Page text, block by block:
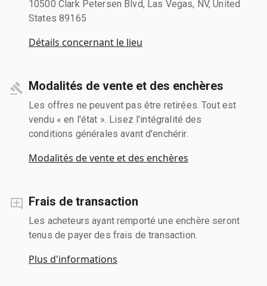
10500 Clark Petersen Blvd, Las Vegas, NV, United
States 89165
Détails concernant le lieu
Modalités de vente et des enchères
Les offres ne peuvent pas être retirées. Tout est
vendu « en l'état ». Lisez l'intégralité des
conditions générales avant d'enchérir.
Modalités de vente et des enchères
Frais de transaction
Les acheteurs ayant remporté une enchère seront
tenus de payer des frais de transaction.
Plus d'informations